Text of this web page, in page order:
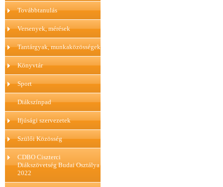
Továbbtanulás
Versenyek, mérések
Tantárgyak, munkaközösségek
Könyvtár
Sport
Diákszínpad
Ifjúsági szervezetek
Szülői Közösség
CDBO Ciszterci
Diákszövetség Budai Osztálya
2022